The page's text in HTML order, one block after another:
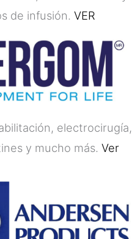
de infusión. VER
electrocirugía,
y mucho más. Ver